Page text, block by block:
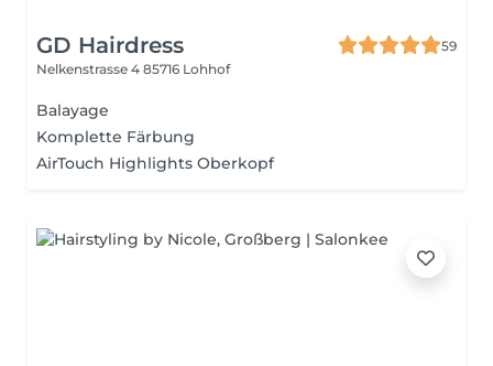
GD Hairdress
59
Nelkenstrasse 4 85716 Lohhof
Balayage
Komplette Färbung
AirTouch Highlights Oberkopf